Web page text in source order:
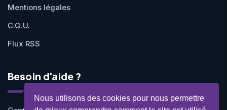
Nous utilisons des cookies pour nous permettre
Mentions légales
C.G.U.
Flux RSS
Besoin d'aide ?